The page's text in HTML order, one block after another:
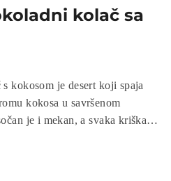
kolač sa
kokosom je desert koji spaja
kokosa u savršenom
je i mekan, a svaka kriška